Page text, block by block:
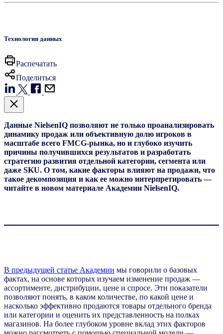
Технология данных
Распечатать
Поделиться
Данные NielsenIQ позволяют не только проанализировать
динамику продаж или объективную долю игроков в
масштабе всего FMCG-рынка, но и глубоко изучить
причины получившихся результатов и разработать
стратегию развития отдельной категории, сегмента или
даже SKU. О том, какие факторы влияют на продажи, что
такое декомпозиция и как ее можно интерпретировать —
читайте в новом материале Академии NielsenIQ.
В предыдущей статье Академии мы говорили о базовых
фактах, на основе которых изучаем изменение продаж —
ассортименте, дистрибуции, цене и спросе. Эти показатели
позволяют понять, в каком количестве, по какой цене и
насколько эффективно продаются товары отдельного бренда
или категории и оценить их представленность на полках
магазинов. На более глубоком уровне вклад этих факторов